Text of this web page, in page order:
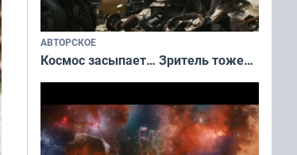
АВТОРСКОЕ
Космос засыпает… Зритель тоже…